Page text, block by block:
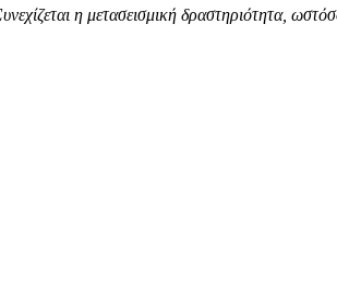
η μετασεισμική δραστηριότητα,